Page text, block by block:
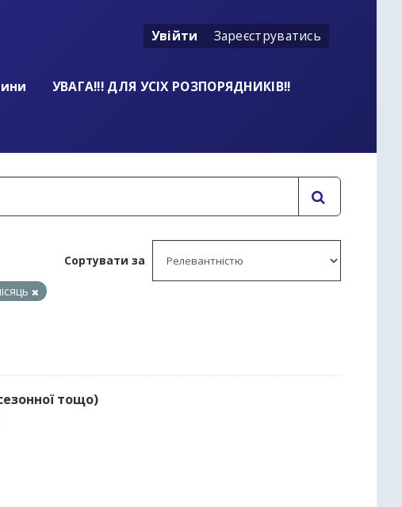
Увійти Зареєструватись
УВАГА!!! ДЛЯ УСІХ РОЗПОРЯДНИКІВ!!
Сортувати за
тощо)